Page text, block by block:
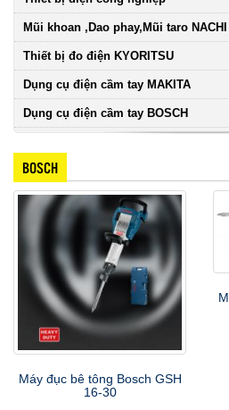
Mũi khoan ,Dao phay,Mũi taro NACHI
Thiết bị đo điện KYORITSU
Dụng cụ điện cầm tay MAKITA
Dụng cụ điện cầm tay BOSCH
BOSCH
Máy đục bê tông Bosch GSH
16-30